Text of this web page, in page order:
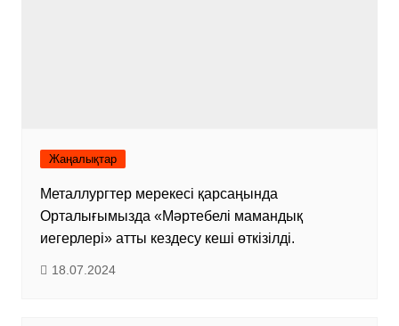
Жаңалықтар
Металлургтер мерекесі қарсаңында
Орталығымызда «Мәртебелі мамандық
иегерлері» атты кездесу кеші өткізілді.
18.07.2024